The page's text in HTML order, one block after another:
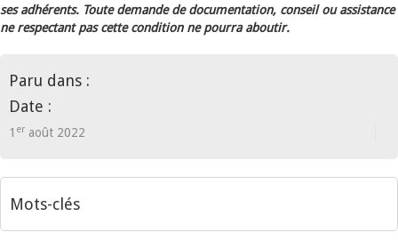
ses adhérents. Toute demande de documentation, conseil ou assistance
ne respectant pas cette condition ne pourra aboutir.
Paru dans :
Date :
1 er août 2022
Mots-clés